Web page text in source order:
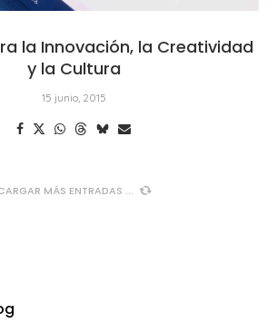
la Innovación, la Creatividad
y la Cultura
15 junio, 2015
MÁS ENTRADAS